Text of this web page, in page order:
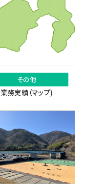
その他
業務実績（マップ)